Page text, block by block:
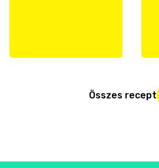
Összes recept